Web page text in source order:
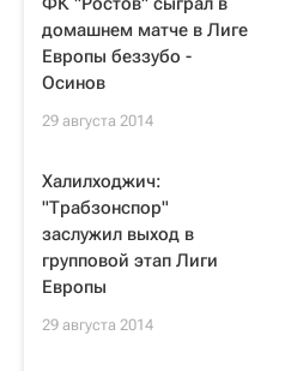
домашнем матче в Лиге
Европы беззубо -
Осинов
29 августа 2014
Халилходжич:
"Трабзонспор"
заслужил выход в
групповой этап Лиги
Европы
29 августа 2014